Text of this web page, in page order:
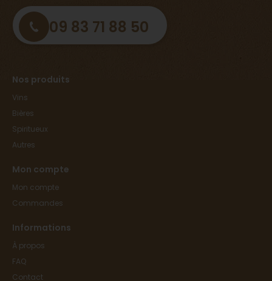
09 83 71 88 50
Nos produits
Vins
Bières
Spiritueux
Autres
Mon compte
Mon compte
Commandes
Informations
À propos
FAQ
Contact